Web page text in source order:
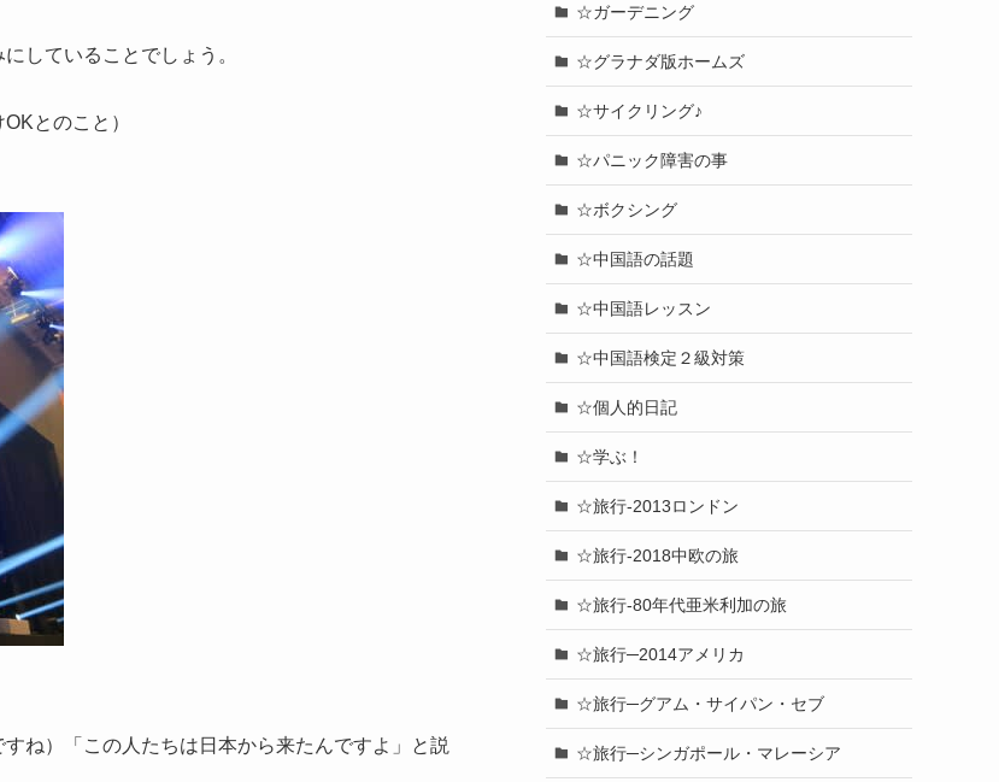
していることでしょう。
とのこと）
ね）「この人たちは日本から来たんですよ」と説
☆ガーデニング
☆グラナダ版ホームズ
☆サイクリング♪
☆パニック障害の事
☆ボクシング
☆中国語の話題
☆中国語レッスン
☆中国語検定２級対策
☆個人的日記
☆学ぶ！
☆旅行-2013ロンドン
☆旅行-2018中欧の旅
☆旅行-80年代亜米利加の旅
☆旅行─2014アメリカ
☆旅行─グアム・サイパン・セブ
☆旅行─シンガポール・マレーシア